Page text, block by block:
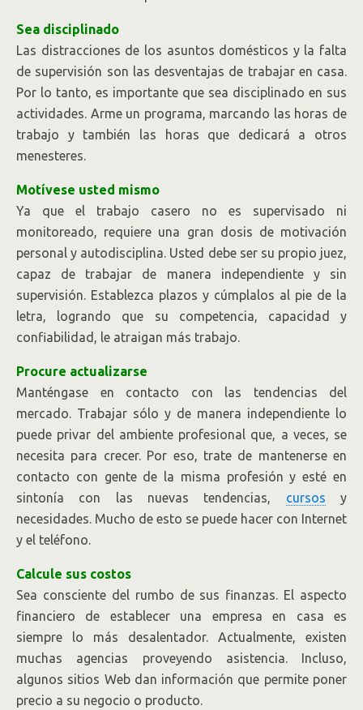
Sea disciplinado
Las distracciones de los asuntos domésticos y la falta
de supervisión son las desventajas de trabajar en casa.
Por lo tanto, es importante que sea disciplinado en sus
actividades. Arme un programa, marcando las horas de
trabajo y también las horas que dedicará a otros
menesteres.
Motívese usted mismo
Ya que el trabajo casero no es supervisado ni
monitoreado, requiere una gran dosis de motivación
personal y autodisciplina. Usted debe ser su propio juez,
capaz de trabajar de manera independiente y sin
supervisión. Establezca plazos y cúmplalos al pie de la
letra, logrando que su competencia, capacidad y
confiabilidad, le atraigan más trabajo.
Procure actualizarse
Manténgase en contacto con las tendencias del
mercado. Trabajar sólo y de manera independiente lo
puede privar del ambiente profesional que, a veces, se
necesita para crecer. Por eso, trate de mantenerse en
contacto con gente de la misma profesión y esté en
sintonía con las nuevas tendencias, cursos y
necesidades. Mucho de esto se puede hacer con Internet
y el teléfono.
Calcule sus costos
Sea consciente del rumbo de sus finanzas. El aspecto
financiero de establecer una empresa en casa es
siempre lo más desalentador. Actualmente, existen
muchas agencias proveyendo asistencia. Incluso,
algunos sitios Web dan información que permite poner
precio a su negocio o producto.